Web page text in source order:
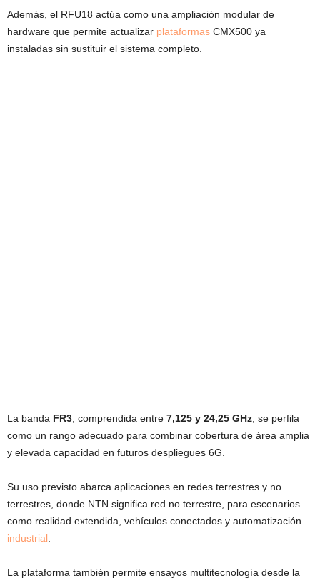
Además, el RFU18 actúa como una ampliación modular de
hardware que permite actualizar plataformas CMX500 ya
instaladas sin sustituir el sistema completo.
La banda FR3 , comprendida entre 7,125 y 24,25 GHz , se perfila
como un rango adecuado para combinar cobertura de área amplia
y elevada capacidad en futuros despliegues 6G.
Su uso previsto abarca aplicaciones en redes terrestres y no
terrestres, donde NTN significa red no terrestre, para escenarios
como realidad extendida, vehículos conectados y automatización
industrial
La plataforma también permite ensayos multitecnología desde la